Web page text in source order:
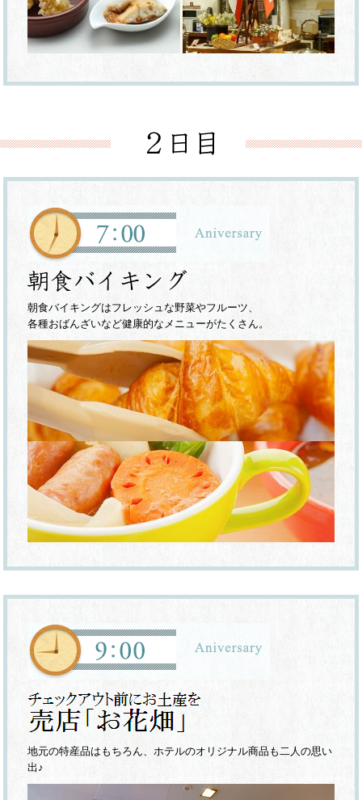
朝食バイキングはフレッシュな野菜やフルーツ、
各種おばんざいなど健康的なメニューがたくさん。
地元の特産品はもちろん、ホテルのオリジナル商品も二人の思い
出♪